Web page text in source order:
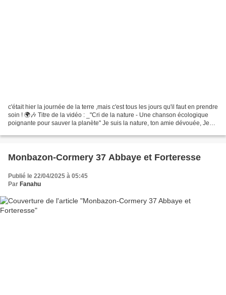
c'était hier la journée de la terre ,mais c'est tous les jours qu'il faut en prendre
soin ! 🌍🎶 Titre de la vidéo : _"Cri de la nature - Une chanson écologique
poignante pour sauver la planète" Je suis la nature, ton amie dévouée, Je
Monbazon-Cormery 37 Abbaye et Forteresse
Publié le 22/04/2025 à 05:45
Par Fanahu